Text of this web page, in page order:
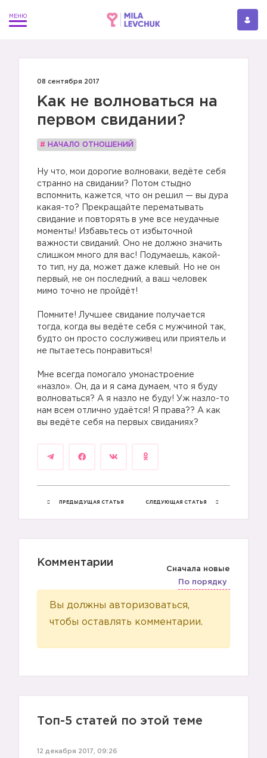
08 сентября 2017
Как не волноваться на
первом свидании?
# НАЧАЛО ОТНОШЕНИЙ
Ну что, мои дорогие волноваки, ведёте себя
странно на свидании? Потом стыдно
вспомнить, кажется, что он решил — вы дура
какая-то? Прекращайте перематывать
свидание и повторять в уме все неудачные
моменты! Избавьтесь от избыточной
важности свиданий. Оно не должно значить
слишком много для вас! Подумаешь, какой-
то тип, ну да, может даже клевый. Но не он
первый, не он последний, а ваш человек
мимо точно не пройдёт!
Помните! Лучшее свидание получается
тогда, когда вы ведёте себя с мужчиной так,
будто он просто сослуживец или приятель и
не пытаетесь понравиться!
Мне всегда помогало умонастроение
«назло». Он, да и я сама думаем, что я буду
волноваться? А я назло не буду! Уж назло-то
нам всем отлично удаётся! Я права?? А как
вы ведёте себя на первых свиданиях?
ПРЕДЫДУЩАЯ СТАТЬЯ СЛЕДУЮЩАЯ СТАТЬЯ
Комментарии
Сначала новые
По порядку
Вы должны авторизоваться,
чтобы оставлять комментарии.
Топ-5 статей по этой теме
12 декабря 2017, 09:26